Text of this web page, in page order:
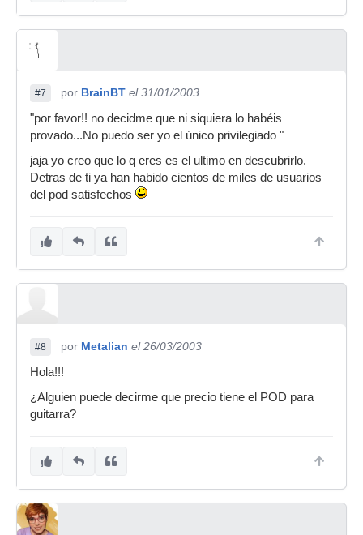
#7 por BrainBT el 31/01/2003
"por favor!! no decidme que ni siquiera lo habéis
provado...No puedo ser yo el único privilegiado "
jaja yo creo que lo q eres es el ultimo en descubrirlo.
Detras de ti ya han habido cientos de miles de usuarios
del pod satisfechos
#8 por Metalian el 26/03/2003
Hola!!!
¿Alguien puede decirme que precio tiene el POD para
guitarra?